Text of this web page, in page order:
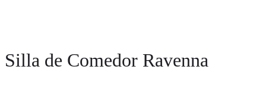
Silla de Comedor Ravenna